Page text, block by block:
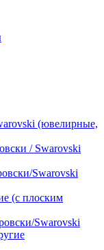
(ювелирные,
/ Swarovski
Swarovski
(с плоским
Swarovski